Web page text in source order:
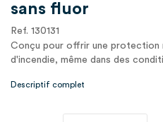
sans fluor
Ref. 130131
Conçu pour offrir une protection
d'incendie, même dans des
Descriptif complet